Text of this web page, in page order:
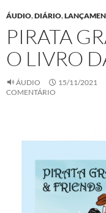
ÁUDIO,DIÁRIO,
PIRATA
O LIVRO
ÁUDIO 15/11/2021
COMENTÁRIO